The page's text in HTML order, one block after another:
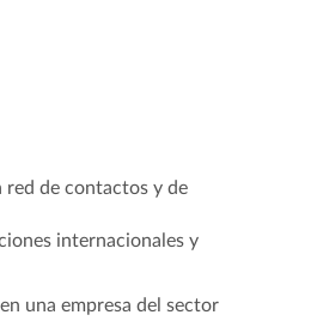
de contactos y de
internacionales y
una empresa del sector